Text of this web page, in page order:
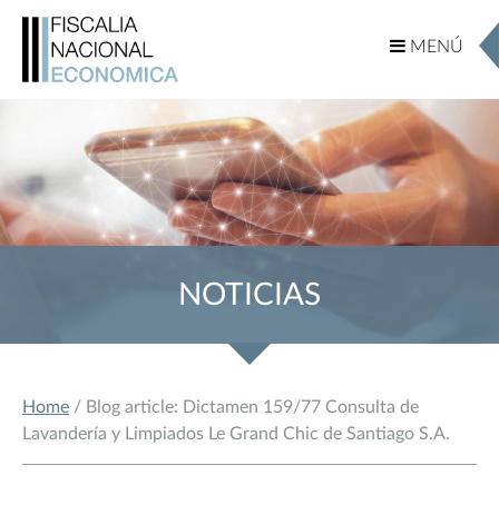
MENÚ
MENÚ
NOTICIAS
Home / Blog article: Dictamen 159/77 Consulta de
Lavandería y Limpiados Le Grand Chic de Santiago S.A.